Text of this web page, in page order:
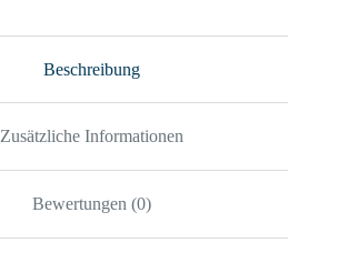
Beschreibung
Zusätzliche Informationen
Bewertungen (0)